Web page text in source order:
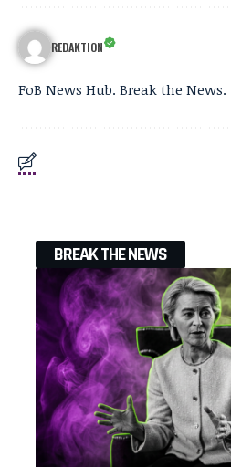
REDAKTION
FoB News Hub. Break the News.
BREAK THE NEWS